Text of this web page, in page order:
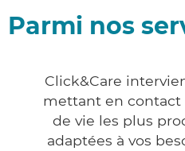
Parmi nos
Click&Care
mettant en contact
de vie les plus
adaptées à vos